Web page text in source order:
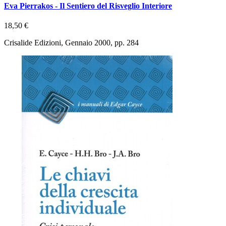
Eva Pierrakos - Il Sentiero del Risveglio Interiore
18,50 €
Crisalide Edizioni, Gennaio 2000, pp. 284